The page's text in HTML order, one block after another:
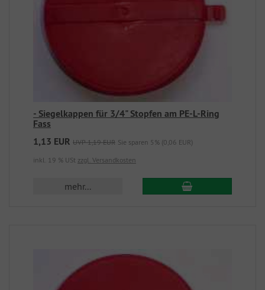
- Siegelkappen für 3/4" Stopfen am PE-L-Ring
Fass
1,13 EUR UVP 1,19 EUR Sie sparen 5% (0,06 EUR)
inkl. 19 % USt zzgl. Versandkosten
mehr...